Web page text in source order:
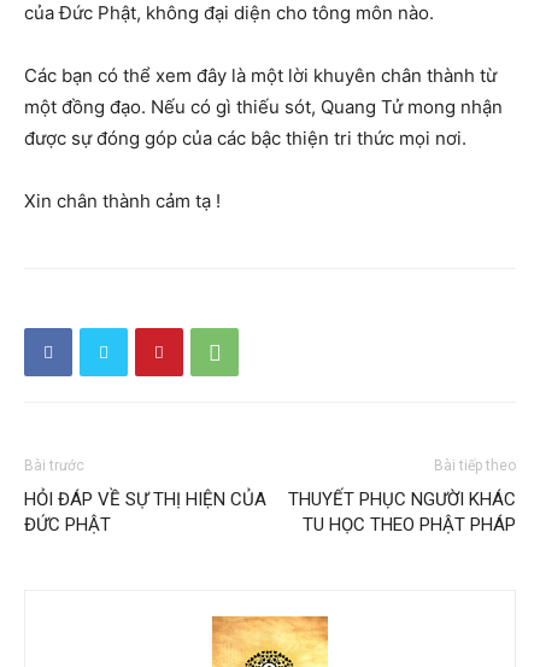
của Đức Phật, không đại diện cho tông môn nào.
Các bạn có thể xem đây là một lời khuyên chân thành từ
một đồng đạo. Nếu có gì thiếu sót, Quang Tử mong nhận
được sự đóng góp của các bậc thiện tri thức mọi nơi.
Xin chân thành cảm tạ !
Bài trước
HỎI ĐÁP VỀ SỰ THỊ HIỆN CỦA
ĐỨC PHẬT
Bài tiếp theo
THUYẾT PHỤC NGƯỜI KHÁC
TU HỌC THEO PHẬT PHÁP